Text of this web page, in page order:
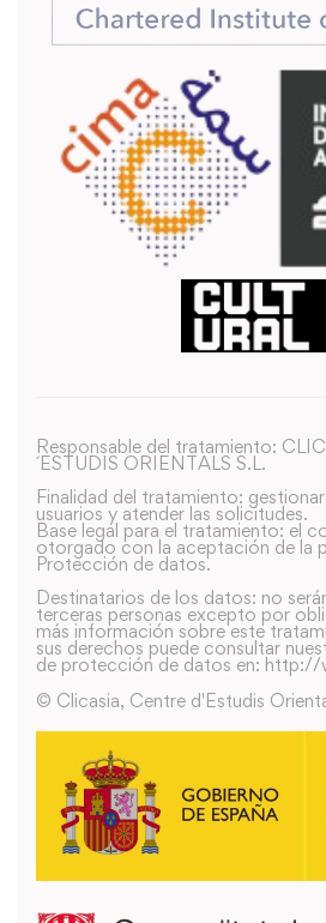
Responsable del tratamiento:
´ESTUDIS ORIENTALS S.L.
Finalidad del tratamiento:
usuarios y atender las solicitudes.
Base legal para el tratamiento: el
otorgado con la aceptación de la
Protección de datos.
Destinatarios de los datos: no
terceras personas excepto por
más información sobre este
sus derechos puede consultar
de protección de datos en: http://
© Clicasia, Centre d'Estudis